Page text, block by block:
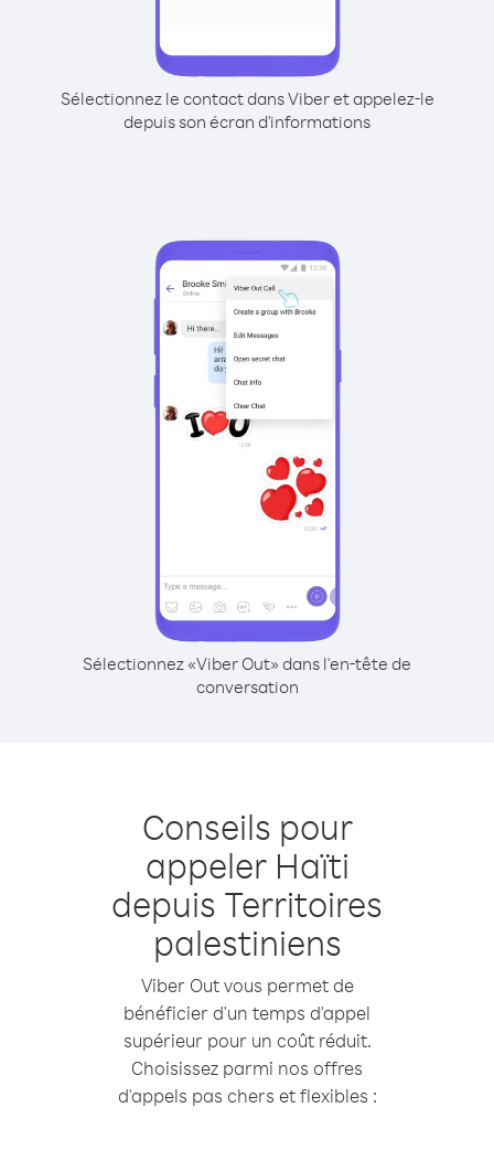
Sélectionnez le contact dans Viber et appelez-le
depuis son écran d'informations
Sélectionnez «Viber Out» dans l'en-tête de
conversation
Conseils pour
appeler Haïti
depuis Territoires
palestiniens
Viber Out vous permet de
bénéficier d'un temps d'appel
supérieur pour un coût réduit.
Choisissez parmi nos offres
d'appels pas chers et flexibles :